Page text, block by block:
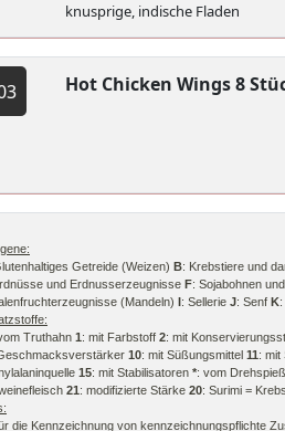
knusprige, indische Fladen
Hot Chicken Wings 8
Getreide (Weizen) B: Krebstiere und
und Erdnusserzeugnisse F: Sojabohnen
(Mandeln) I: Sellerie J: Senf K
Truthahn 1: mit Farbstoff 2: mit
10: mit Süßungsmittel 11: mit
15: mit Stabilisatoren *: vom Drehspieß
21: modifizierte Stärke 20: Surimi =
die Kennzeichnung von kennzeichnungspflichte